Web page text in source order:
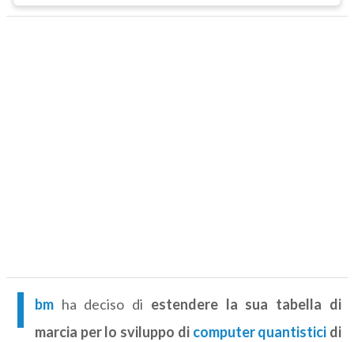
I bm ha deciso di estendere la sua tabella di
marcia per lo sviluppo di computer quantistici di